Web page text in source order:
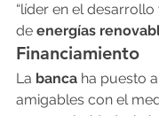
“líder en el
de energías
Financiamiento
La banca ha puesto
amigables con el